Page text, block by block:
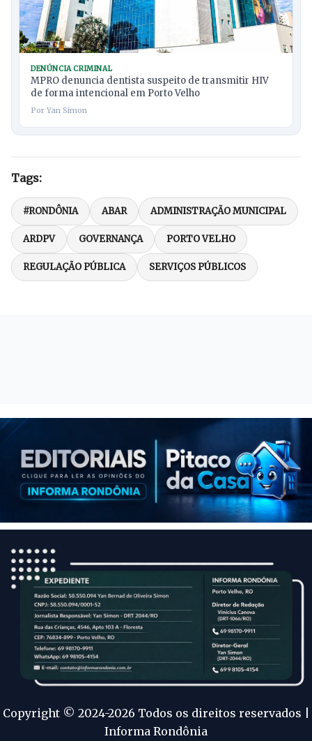
DENÚNCIA CRIMINAL
MPRO denuncia dentista suspeito de transmitir HIV
de forma intencional em Porto Velho
Por Yan Simon
Tags:
#RONDÔNIA ABAR ADMINISTRAÇÃO MUNICIPAL
ARDPV GOVERNANÇA PORTO VELHO
REGULAÇÃO PÚBLICA SERVIÇOS PÚBLICOS
Copyright © 2024-2026 Todos os direitos reservados |
Informa Rondônia